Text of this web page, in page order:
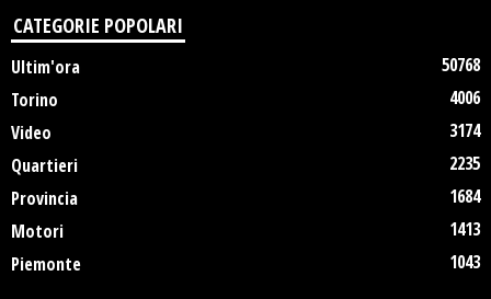
CATEGORIE POPOLARI
Ultim'ora
50768
Torino
4006
Video
3174
Quartieri
2235
Provincia
1684
Motori
1413
Piemonte
1043